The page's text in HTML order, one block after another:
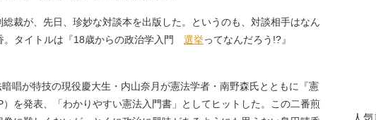
裁が、先日、珍妙な対談本を出版した。というのも、対談相手はなん
。タイトルは『18歳からの政治学入門 選挙ってなんだろう!?』
唱が特技の現役慶大生・内山奈月が憲法学者・南野森氏とともに『憲
を発表、「わかりやすい憲法入門書」としてヒットした。この二番煎